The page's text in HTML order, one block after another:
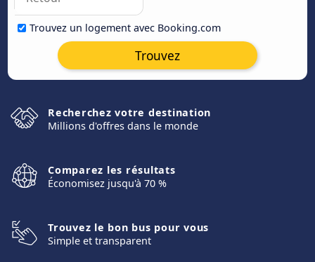
Trouvez un logement avec Booking.com
Trouvez
Recherchez votre destination
Millions d'offres dans le monde
Comparez les résultats
Économisez jusqu'à 70 %
Trouvez le bon bus pour vous
Simple et transparent